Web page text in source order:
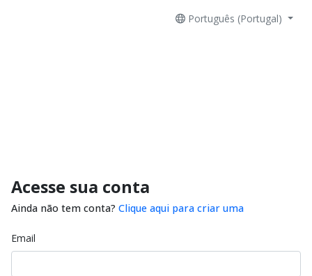
Português (Portugal)
Acesse sua conta
Ainda não tem conta? Clique aqui para criar uma
Email